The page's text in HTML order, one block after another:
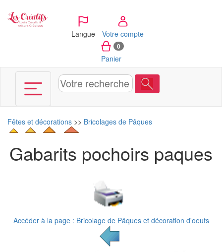
Langue Votre compte
0
Panier
Fêtes et décorations >> Bricolages de Pâques
Gabarits pochoirs paques
Accéder à la page : Bricolage de Pâques et décoration d'oeufs